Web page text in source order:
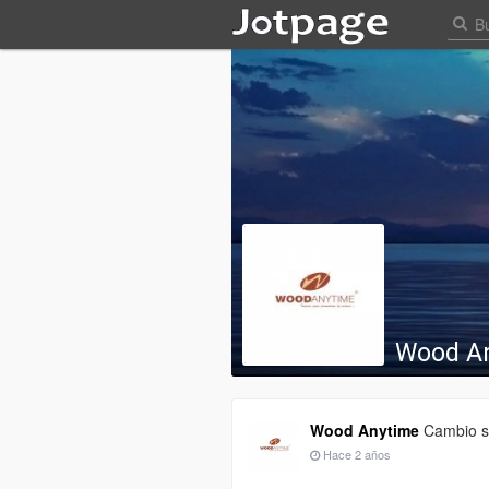
Wood
Wood Anytime Cambio
Hace 2 años